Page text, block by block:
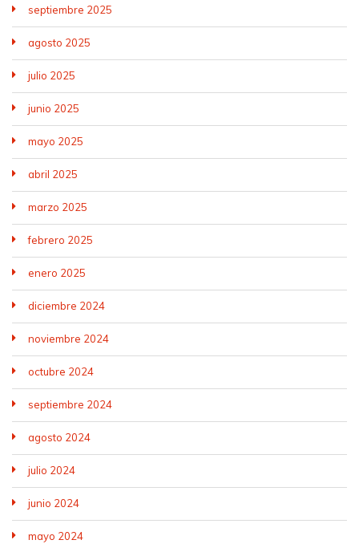
septiembre 2025
agosto 2025
julio 2025
junio 2025
mayo 2025
abril 2025
marzo 2025
febrero 2025
enero 2025
diciembre 2024
noviembre 2024
octubre 2024
septiembre 2024
agosto 2024
julio 2024
junio 2024
mayo 2024